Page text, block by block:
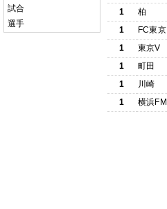
試合
選手
1
柏
1
FC東京
1
東京V
1
町田
1
川崎
1
横浜FM